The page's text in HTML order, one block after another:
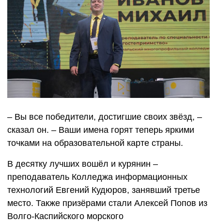
– Вы все победители, достигшие своих звёзд, –
сказал он. – Ваши имена горят теперь яркими
точками на образовательной карте страны.
В десятку лучших вошёл и курянин –
преподаватель Колледжа информационных
технологий Евгений Кудюров, занявший третье
место. Также призёрами стали Алексей Попов из
Волго-Каспийского морского